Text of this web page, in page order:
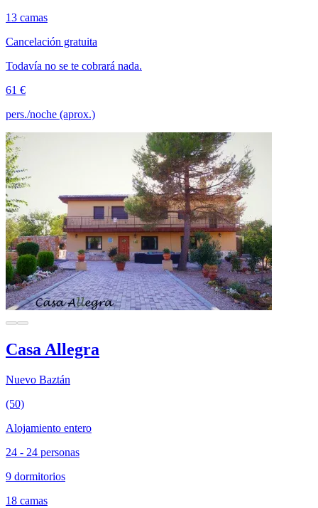
13 camas
Cancelación gratuita
Todavía no se te cobrará nada.
61 €
pers./noche (aprox.)
Casa Allegra
Nuevo Baztán
(50)
Alojamiento entero
24 - 24 personas
9 dormitorios
18 camas